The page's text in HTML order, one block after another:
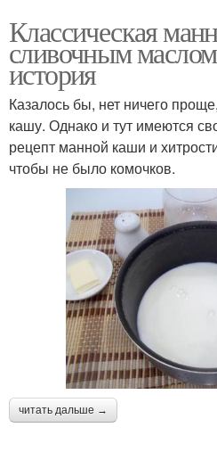
Классическая
сливочным
история
Казалось бы, нет ничего
кашу. Однако и тут имеются
рецепт манной каши и
чтобы не было комочков.
читать дальше →